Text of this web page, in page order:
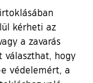
kérheti az
a zavarás
választhat, hogy
védelemért, a